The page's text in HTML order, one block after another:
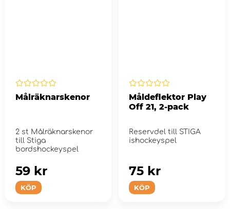
Målräknarskenor
2 st Målräknarskenor
till Stiga
bordshockeyspel
KÖP
59 kr
Måldeflektor Play
Off 21, 2-pack
Reservdel till STIGA
ishockeyspel
KÖP
75 kr